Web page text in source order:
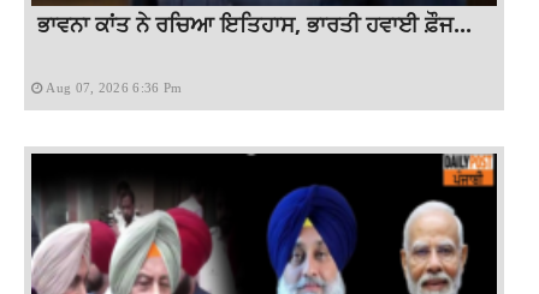
ਭਾਵਨਾ ਕਾਂਤ ਨੇ ਰਚਿਆ ਇਤਿਹਾਸ, ਭਾਰਤੀ ਹਵਾਈ ਫ਼ੌਜ...
Aug 07, 2026 6:36 Pm